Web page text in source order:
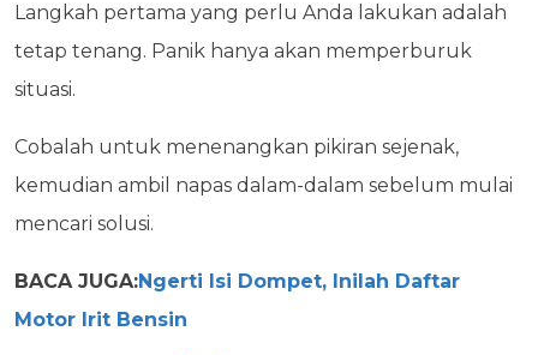
Langkah pertama yang perlu Anda lakukan adalah
tetap tenang. Panik hanya akan memperburuk
situasi.
Cobalah untuk menenangkan pikiran sejenak,
kemudian ambil napas dalam-dalam sebelum mulai
mencari solusi.
BACA JUGA:Ngerti Isi Dompet, Inilah Daftar
Motor Irit Bensin